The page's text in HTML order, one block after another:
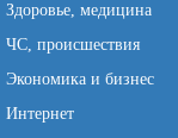
Здоровье, медицина
ЧС, происшествия
Экономика и бизнес
Интернет